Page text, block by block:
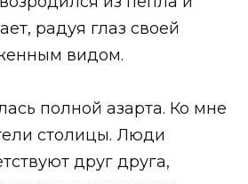
радуя глаз своей
видом.
полной азарта. Ко мне
столицы. Люди
друг друга,